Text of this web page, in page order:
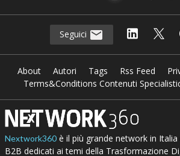
Seguici
About Autori Tags Rss Feed
Terms&Conditions Contenuti
Nextwork360è il più grande network in
B2B dedicati ai temi della Trasformazione